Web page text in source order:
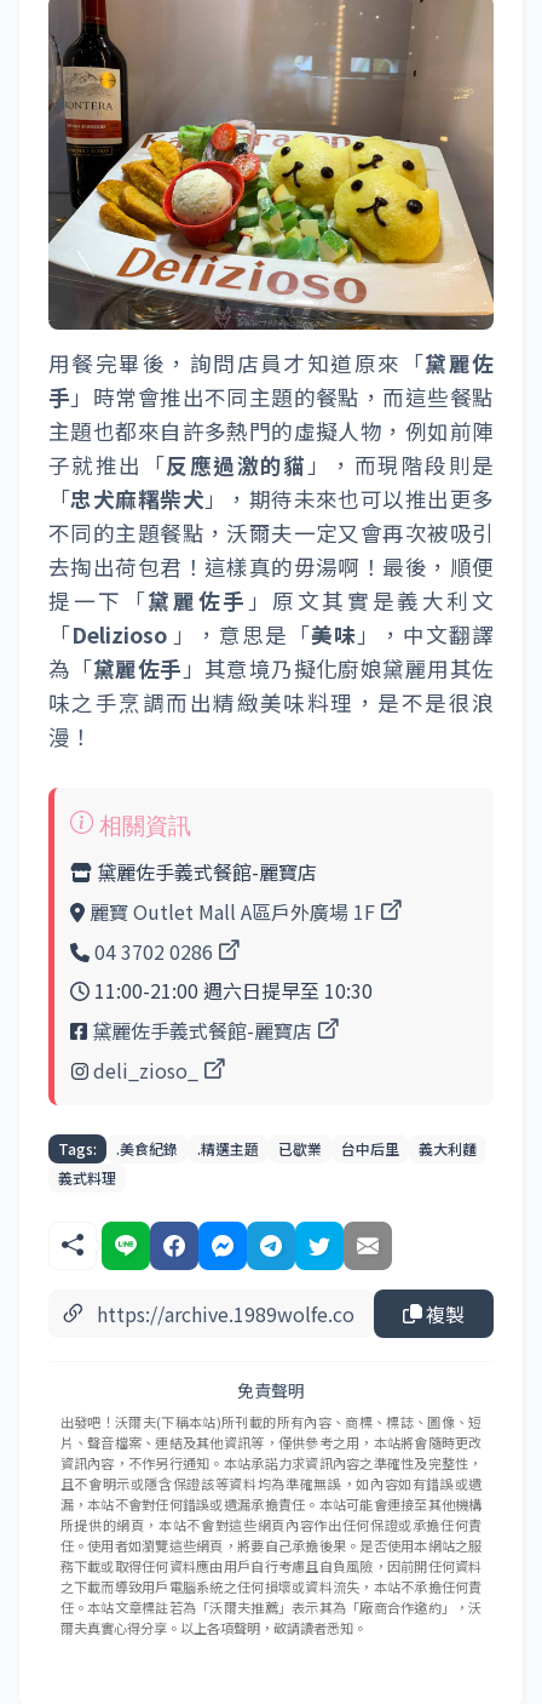
用餐完畢後，詢問店員才知道原來「黛麗佐
手」時常會推出不同主題的餐點，而這些餐點
主題也都來自許多熱門的虛擬人物，例如前陣
子就推出「反應過激的貓」，而現階段則是
「忠犬麻糬柴犬」，期待未來也可以推出更多
不同的主題餐點，沃爾夫一定又會再次被吸引
去掏出荷包君！這樣真的毋湯啊！最後，順便
提一下「黛麗佐手 」原文其實是義大利文
「Delizioso 」，意思是「美味」，中文翻譯
為「黛麗佐手」其意境乃擬化廚娘黛麗用其佐
味之手烹調而出精緻美味料理，是不是很浪
漫！
黛麗佐手義式餐館-麗寶店
麗寶 Outlet Mall A區戶外廣場 1F
04 3702 0286
11:00-21:00 週六日提早至 10:30
黛麗佐手義式餐館-麗寶店
deli_zioso_
Tags: .美食紀錄 .精選主題 已歇業 台中后里
義大利麵
義式料理
複製
免責聲明
出發吧！沃爾夫(下稱本站)所刊載的所有內容、商標、標誌、圖像、短
片、聲音檔案、連結及其他資訊等，僅供參考之用，本站將會隨時更改
資訊內容，不作另行通知。本站承諾力求資訊內容之準確性及完整性，
且不會明示或隱含保證該等資料均為準確無誤，如內容如有錯誤或遺
漏，本站不會對任何錯誤或遺漏承擔責任。本站可能會連接至其他機構
所提供的網頁，本站不會對這些網頁內容作出任何保證或承擔任何責
任。使用者如瀏覽這些網頁，將要自己承擔後果。是否使用本網站之服
務下載或取得任何資料應由用戶自行考慮且自負風險，因前開任何資料
之下載而導致用戶電腦系統之任何損壞或資料流失，本站不承擔任何責
任。本站文章標註若為「沃爾夫推薦」表示其為「廠商合作邀約」，沃
爾夫真實心得分享。以上各項聲明，敬請讀者悉知。